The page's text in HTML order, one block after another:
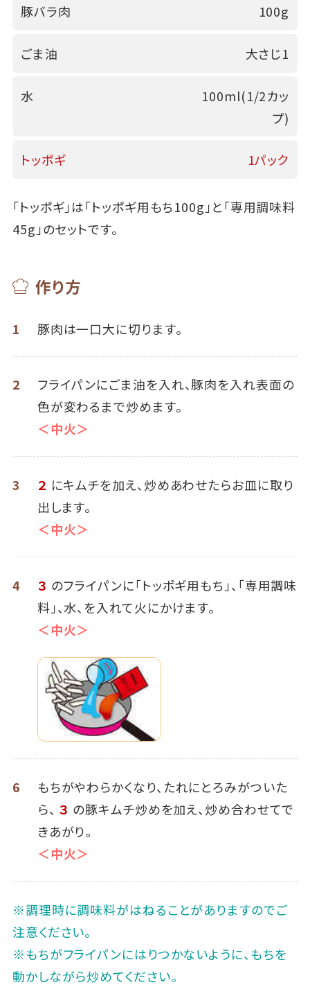
豚バラ肉 100g
ごま油 大さじ1
水
100ml(1/2カッ
プ)
トッポギ 1パック
「トッポギ」は「トッポギ用もち100g」と「専用調味料
45g」のセットです。
作り方
1 豚肉は一口大に切ります。
2
フライパンにごま油を入れ、豚肉を入れ表面の
色が変わるまで炒めます。
＜中火＞
3 ２ にキムチを加え、炒めあわせたらお皿に取り
出します。
＜中火＞
4 ３ のフライパンに「トッポギ用もち」、「専用調味
料」、水、を入れて火にかけます。
＜中火＞
6
もちがやわらかくなり、たれにとろみがついた
ら、 ３ の豚キムチ炒めを加え、炒め合わせてで
きあがり。
＜中火＞
※調理時に調味料がはねることがありますのでご
注意ください。
※もちがフライパンにはりつかないように、もちを
動かしながら炒めてください。